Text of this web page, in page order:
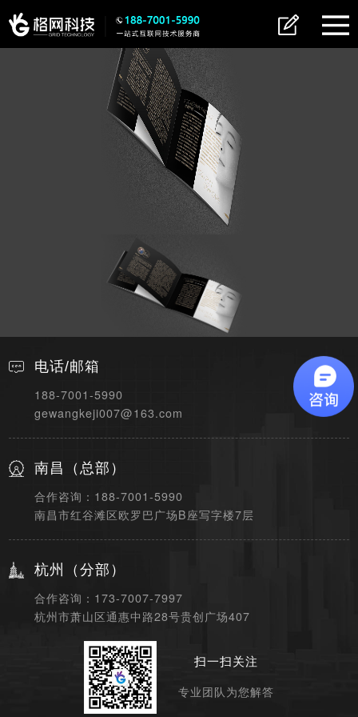
电话/邮箱
188-7001-5990
gewangkeji007@163.com
南昌（总部）
合作咨询：188-7001-5990
南昌市红谷滩区欧罗巴广场B座写字楼7层
杭州（分部）
合作咨询：173-7007-7997
杭州市萧山区通惠中路28号贵创广场407
扫一扫关注
专业团队为您解答